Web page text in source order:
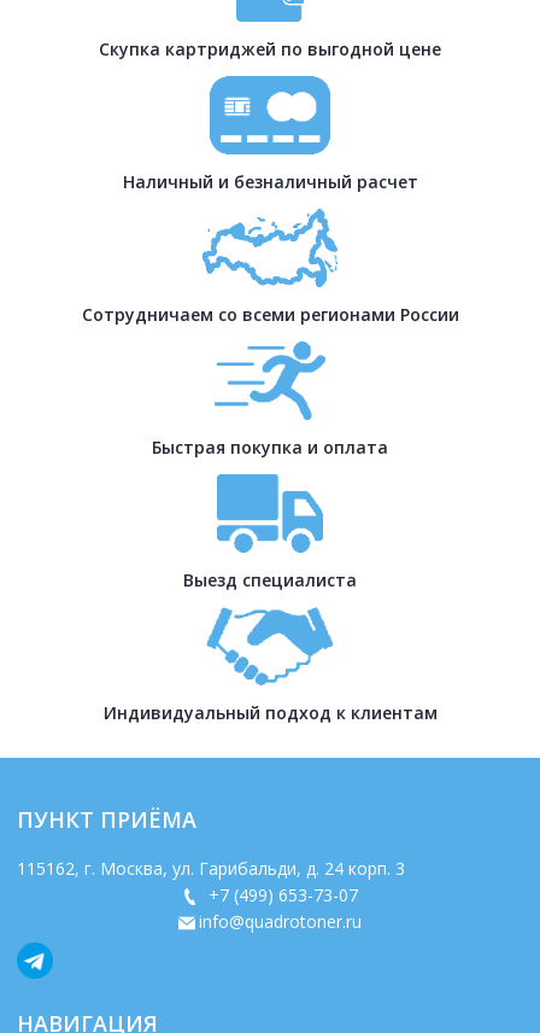
Скупка картриджей по выгодной цене
Наличный и безналичный расчет
Сотрудничаем со всеми регионами России
Быстрая покупка и оплата
Выезд специалиста
Индивидуальный подход к клиентам
ПУНКТ ПРИЁМА
115162, г. Москва, ул. Гарибальди, д. 24 корп. 3
+7 (499) 653-73-07
info@quadrotoner.ru
НАВИГАЦИЯ